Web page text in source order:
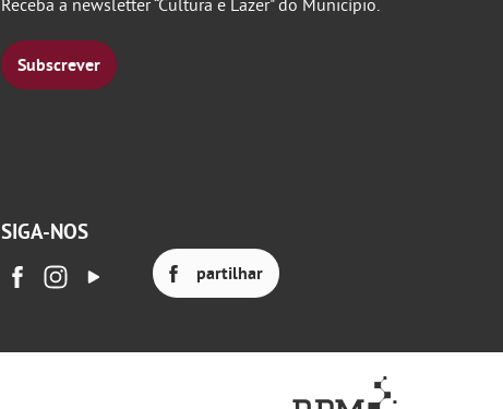
Receba a newsletter “Cultura e Lazer" do Município.
Subscrever
SIGA-NOS
partilhar